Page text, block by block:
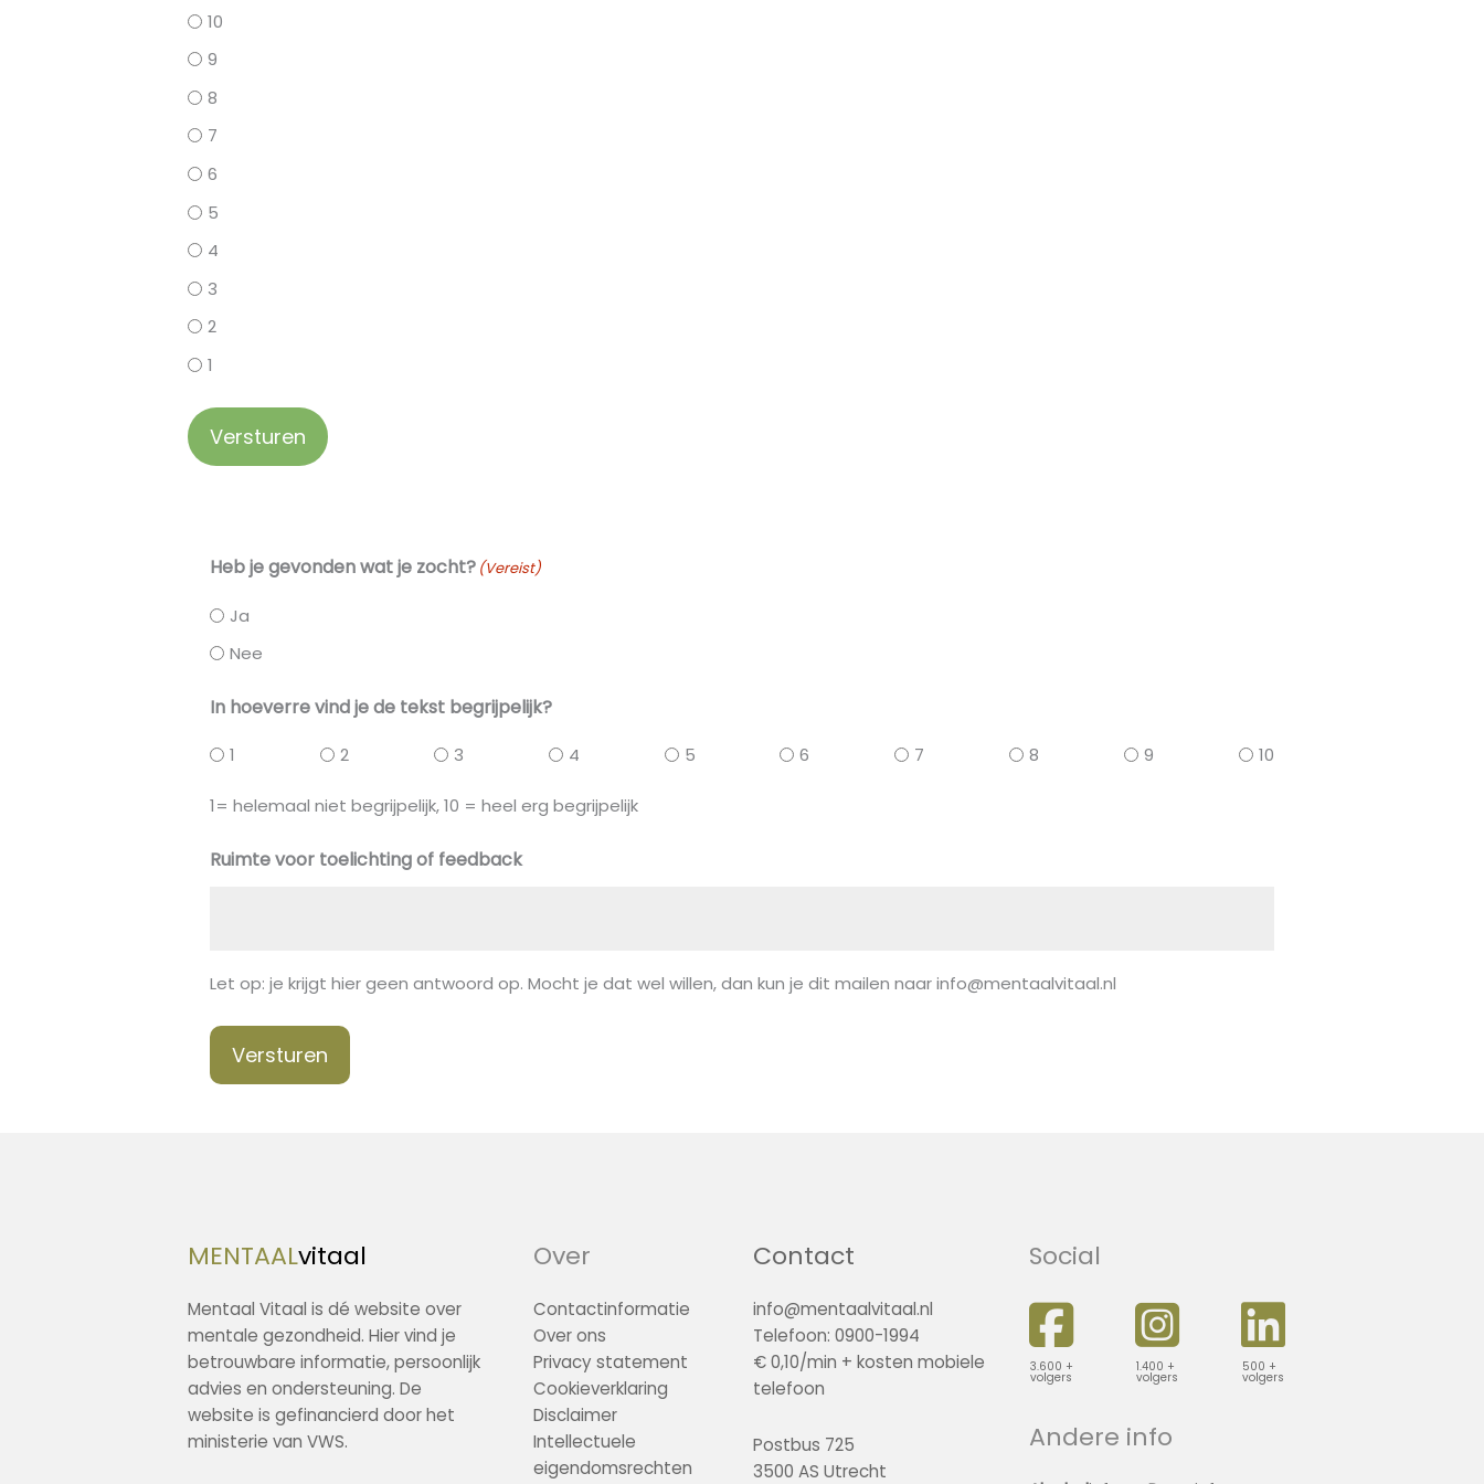
10
9
8
7
6
5
4
3
2
1
Versturen
Heb je gevonden wat je zocht? (Vereist)
Ja
Nee
In hoeverre vind je de tekst begrijpelijk?
1 2 3 4 5 6 7 8 9 10
1= helemaal niet begrijpelijk, 10 = heel erg begrijpelijk
Ruimte voor toelichting of feedback
Let op: je krijgt hier geen antwoord op. Mocht je dat wel willen, dan kun je dit mailen naar info@mentaalvitaal.nl
Versturen
MENTAALvitaal
Mentaal Vitaal is dé website over
mentale gezondheid. Hier vind je
betrouwbare informatie, persoonlijk
advies en ondersteuning. De
website is gefinancierd door het
ministerie van VWS.
Over
Contactinformatie
Over ons
Privacy statement
Cookieverklaring
Disclaimer
Intellectuele
eigendomsrechten
Contact
info@mentaalvitaal.nl
Telefoon: 0900-1994
€ 0,10/min + kosten mobiele
telefoon
Postbus 725
3500 AS Utrecht
Social
3.600 +
volgers
1.400 +
volgers
500 +
volgers
Andere info